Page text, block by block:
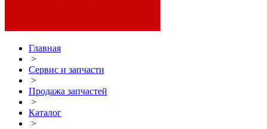
Главная
>
Сервис и запчасти
>
Продажа запчастей
>
Каталог
>